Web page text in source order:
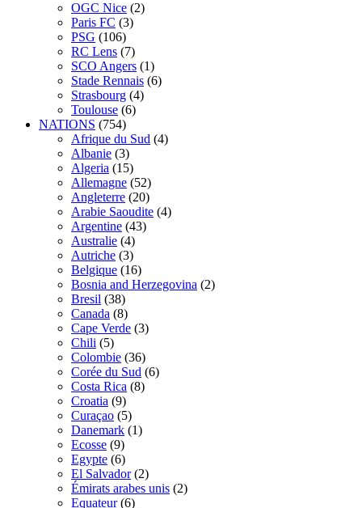
OGC Nice (2)
Paris FC (3)
PSG (106)
RC Lens (7)
SCO Angers (1)
Stade Rennais (6)
Strasbourg (4)
Toulouse (6)
NATIONS (754)
Afrique du Sud (4)
Albanie (3)
Algeria (15)
Allemagne (52)
Angleterre (20)
Arabie Saoudite (4)
Argentine (43)
Australie (4)
Autriche (3)
Belgique (16)
Bosnia and Herzegovina (2)
Bresil (38)
Canada (8)
Cape Verde (3)
Chili (5)
Colombie (36)
Corée du Sud (6)
Costa Rica (8)
Croatia (9)
Curaçao (5)
Danemark (1)
Ecosse (9)
Egypte (6)
El Salvador (2)
Émirats arabes unis (2)
Equateur (6)